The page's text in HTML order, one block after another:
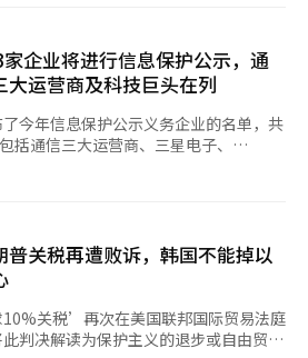
智能（AI）系统翻译与编辑。
。出席现场的HMM代表崔元赫在致辞
国有航运公司，我们希望参与国家的均
飞跃。” 三星电子接受政府
谈判阶段 三星电子的劳资冲突暂时
阶段”。不过，罢工的卡片并未撤
引发紧张局势。 8日，超企业工
将于11日至12日参与事后调解程序。
金体系等问题未能达成共识，已预告于
子的劳资冲突可能对整个行业产生相当
召开本会议，试图强行提案宪法修正案
党对所有法案申请了无限期辩论而被迫
党滥用无限期辩论。国民力量党院内代
记者见面时指出：“没有与在野党达成
独裁和不幸。” 吴元植在当天
企业将进行信息保护公示，通
大运营商及科技巨头在列
今年信息保护公示义务企业的名单，共
括通信三大运营商、三星电子、
等国内外主要企业，这些企业的服
的相关活动，以便用户能够了解企业的
资。 今年的义务企业名单
入和用户数量等标准确定的。包括拥有
（ISP）、互联网数据中心（IDC）运营
基础设施的服务提供商等。营业收入超
去三个月日均用户超过100万的通信服
普关税再遭败诉，韩国不能掉以
关税’再次在美国联邦国际贸易法庭
判决解读为保护主义的退步或自由贸易